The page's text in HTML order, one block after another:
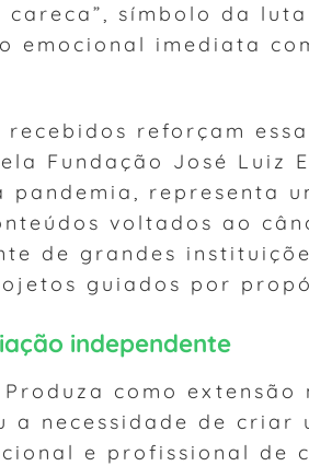
careca”, símbolo da
emocional imediata
recebidos reforçam
Fundação José Luiz
representa
voltados ao
de grandes
guiados por
independente
como extensão
a necessidade de criar
e profissional de